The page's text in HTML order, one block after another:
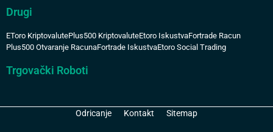
Drugi
EToro KriptovalutePlus500 KriptovaluteEtoro IskustvaFortrade Racun
Plus500 Otvaranje RacunaFortrade IskustvaEtoro Social Trading
Trgovački Roboti
Odricanje Kontakt Sitemap